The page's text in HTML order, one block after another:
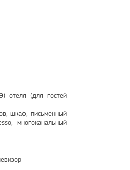
отеля (для гостей
шкаф, письменный
многоканальный